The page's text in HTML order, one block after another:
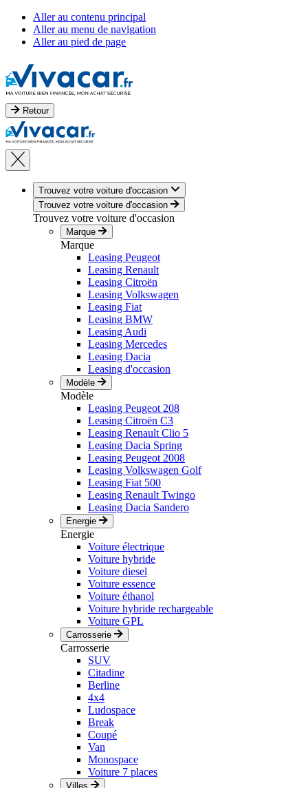
Aller au contenu principal
Aller au menu de navigation
Aller au pied de page
Retour
Trouvez votre voiture d'occasion
Trouvez votre voiture d'occasion
Trouvez votre voiture d'occasion
Marque
Marque
Leasing Peugeot
Leasing Renault
Leasing Citroën
Leasing Volkswagen
Leasing Fiat
Leasing BMW
Leasing Audi
Leasing Mercedes
Leasing Dacia
Leasing d'occasion
Modèle
Modèle
Leasing Peugeot 208
Leasing Citroën C3
Leasing Renault Clio 5
Leasing Dacia Spring
Leasing Peugeot 2008
Leasing Volkswagen Golf
Leasing Fiat 500
Leasing Renault Twingo
Leasing Dacia Sandero
Energie
Energie
Voiture électrique
Voiture hybride
Voiture diesel
Voiture essence
Voiture éthanol
Voiture hybride rechargeable
Voiture GPL
Carrosserie
Carrosserie
SUV
Citadine
Berline
4x4
Ludospace
Break
Coupé
Van
Monospace
Voiture 7 places
Villes